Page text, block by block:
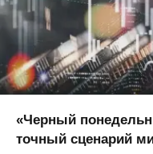
«Черный
точный сценарий